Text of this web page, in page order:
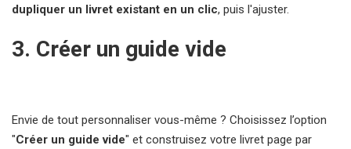
dupliquer un livret existant en un clic, puis l'ajuster.
3. Créer un guide vide
Envie de tout personnaliser vous-même ? Choisissez l’option
"Créer un guide vide" et construisez votre livret page par